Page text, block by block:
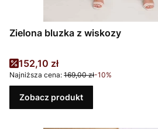
Zielona bluzka z wiskozy
Cena promocyjna
152,10 zł
Najniższa cena: 169,00 zł-10%
Zobacz produkt